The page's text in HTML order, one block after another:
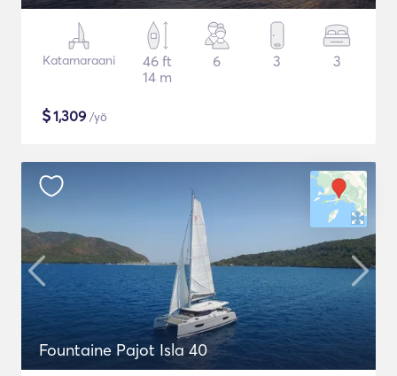
Katamaraani
46 ft
14 m
6 3 3
$1,309 /yö
Fountaine Pajot Isla 40